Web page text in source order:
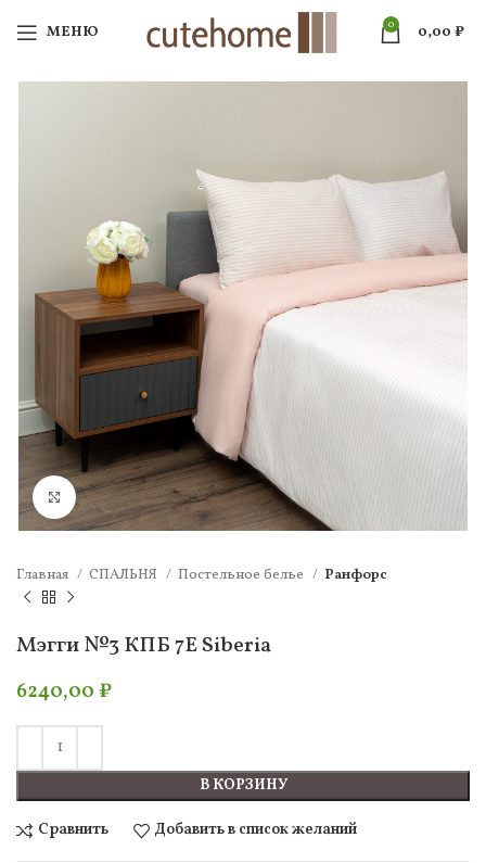
МЕНЮ 0 0,00 ₽
Нажмите, чтобы увеличить
Главная СПАЛЬНЯ Постельное белье Ранфорс
Мэгги №3 КПБ 7Е Siberia
6240,00 ₽
В КОРЗИНУ
Сравнить Добавить в список желаний